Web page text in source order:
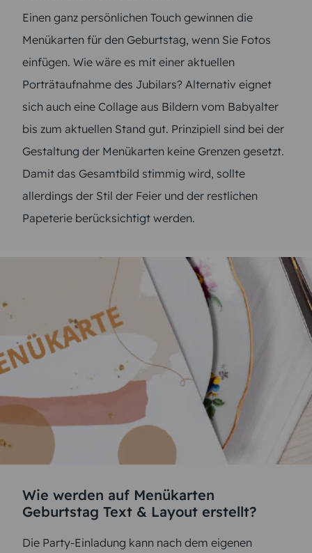
Einen ganz persönlichen Touch gewinnen die
Menükarten für den Geburtstag, wenn Sie Fotos
einfügen. Wie wäre es mit einer aktuellen
Porträtaufnahme des Jubilars? Alternativ eignet
sich auch eine Collage aus Bildern vom Babyalter
bis zum aktuellen Stand gut. Prinzipiell sind bei der
Gestaltung der Menükarten keine Grenzen gesetzt.
Damit das Gesamtbild stimmig wird, sollte
allerdings der Stil der Feier und der restlichen
Papeterie berücksichtigt werden.
Wie werden auf Menükarten
Geburtstag Text & Layout erstellt?
Die Party-Einladung kann nach dem eigenen